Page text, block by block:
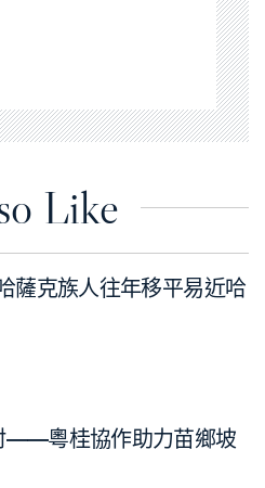
Like
薩克族人往年移平易近哈
——粵桂協作助力苗鄉坡